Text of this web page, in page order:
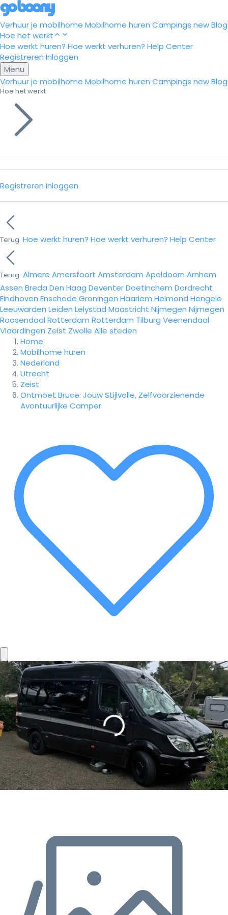
Verhuur je mobilhome Mobilhome huren Campings newBlog
Hoe het werkt
Hoe werkt huren? Hoe werkt verhuren? Help Center
Registreren Inloggen
Menu
Verhuur je mobilhome Mobilhome huren Campings newBlog
Hoe het werkt
Registreren Inloggen
Terug Hoe werkt huren? Hoe werkt verhuren? Help Center
Terug Almere Amersfoort Amsterdam Apeldoorn Arnhem
Assen Breda Den Haag DeventerDoetinchem Dordrecht
Eindhoven Enschede Groningen Haarlem Helmond Hengelo
Leeuwarden Leiden Lelystad Maastricht Nijmegen Nijmegen
Roosendaal Rotterdam Rotterdam Tilburg Veenendaal
Vlaardingen Zeist Zwolle Alle steden
Home
Mobilhome huren
Nederland
Utrecht
Zeist
Ontmoet Bruce: Jouw Stijlvolle, Zelfvoorzienende
Avontuurlijke Camper